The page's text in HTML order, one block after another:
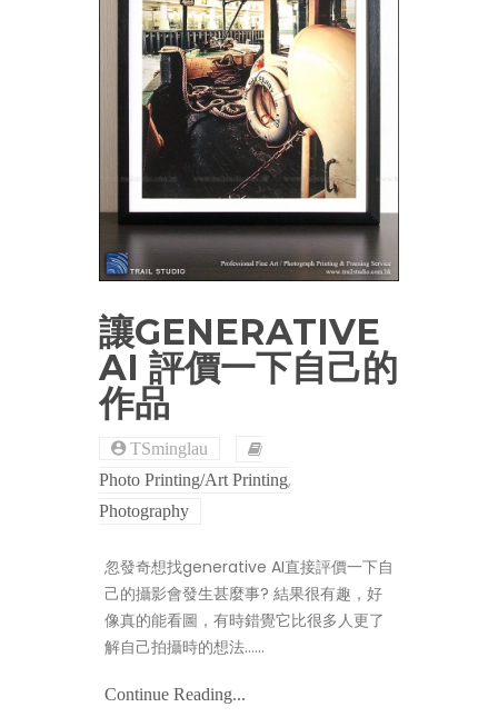
讓GENERATIVE
AI 評價一下自己的
作品
TSminglau
Photo Printing/Art Printing,
Photography
忽發奇想找generative AI直接評價一下自
己的攝影會發生甚麼事? 結果很有趣，好
像真的能看圖，有時錯覺它比很多人更了
解自己拍攝時的想法……
Continue Reading...